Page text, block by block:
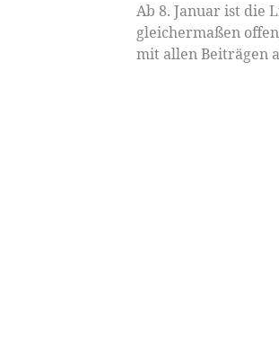
Ab 8. Januar ist die
gleichermaßen
mit allen Beiträgen